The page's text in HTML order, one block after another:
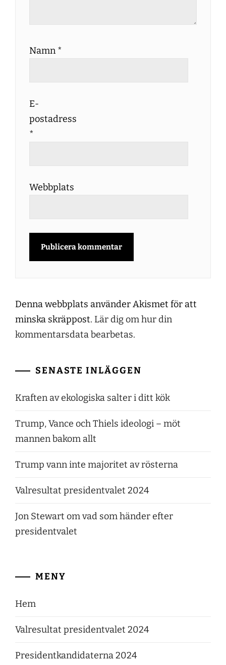
Namn *
E-
postadress
*
Webbplats
Denna webbplats använder Akismet för att
minska skräppost. Lär dig om hur din
kommentarsdata bearbetas.
SENASTE INLÄGGEN
Kraften av ekologiska salter i ditt kök
Trump, Vance och Thiels ideologi – möt
mannen bakom allt
Trump vann inte majoritet av rösterna
Valresultat presidentvalet 2024
Jon Stewart om vad som händer efter
presidentvalet
MENY
Hem
Valresultat presidentvalet 2024
Presidentkandidaterna 2024